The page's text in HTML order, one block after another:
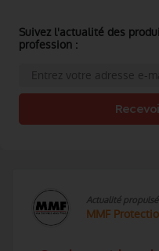
Actualité
MMF
Suivez l'actualité des
profession :